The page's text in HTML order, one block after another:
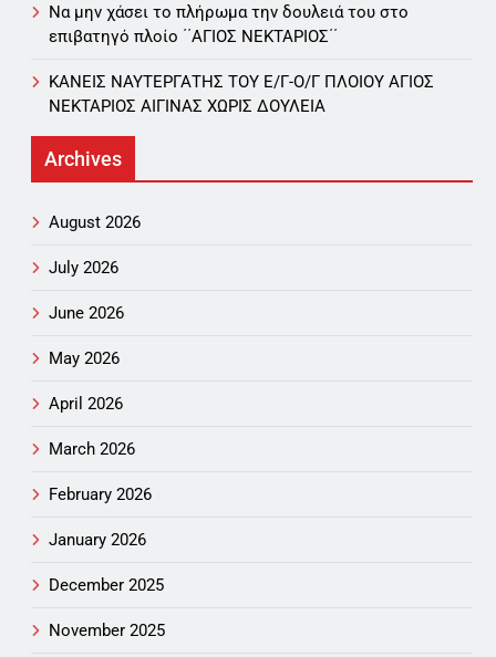
Να μην χάσει το πλήρωμα την δουλειά του στο
επιβατηγό πλοίο ΄΄ΑΓΙΟΣ ΝΕΚΤΑΡΙΟΣ΄΄
ΚΑΝΕΙΣ ΝΑΥΤΕΡΓΑΤΗΣ TOY Ε/Γ-Ο/Γ ΠΛΟΙΟY ΑΓΙΟΣ
ΝΕΚΤΑΡΙΟΣ ΑΙΓΙΝΑΣ ΧΩΡΙΣ ΔΟΥΛΕΙΑ
Archives
August 2026
July 2026
June 2026
May 2026
April 2026
March 2026
February 2026
January 2026
December 2025
November 2025